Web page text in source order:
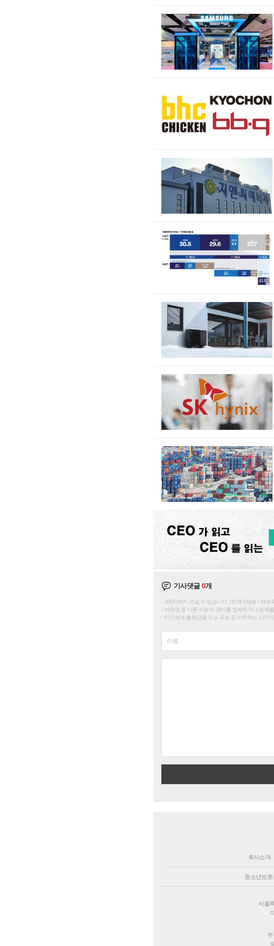
기사댓글0개
200자까지 쓰실 수 있습니다. (현재 0 byte / 최대
저작권 등 다른 사람의 권리를 침해하거나 명예
타인에게 불쾌감을 주는 욕설 등 비하하는 단어
회사소개
청소년보호
서울
편